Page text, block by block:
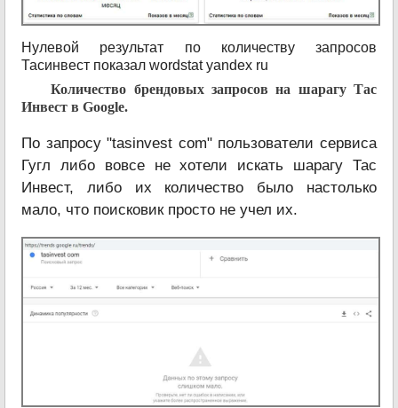
Нулевой результат по количеству запросов
Тасинвест показал wordstat yandex ru
Количество брендовых запросов на шарагу Тас
Инвест в Google.
По запросу "tasinvest com" пользователи сервиса
Гугл либо вовсе не хотели искать шарагу Тас
Инвест, либо их количество было настолько
мало, что поисковик просто не учел их.